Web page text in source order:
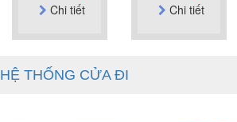
Chi tiết Chi tiết
HỆ THỐNG CỬA ĐI